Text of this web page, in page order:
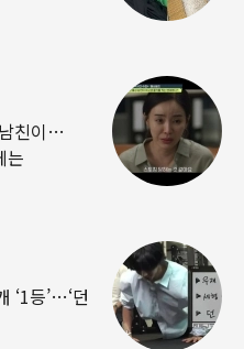
친이…
는
‘1등’…‘던